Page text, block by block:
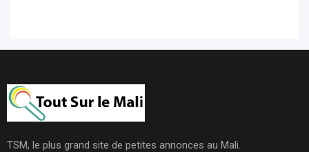
TSM, le plus grand site de petites annonces au Mali.